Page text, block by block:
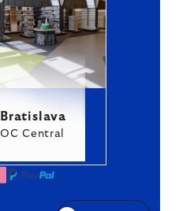
Bratislava
OC Central